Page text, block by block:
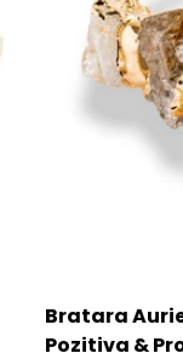
Bratara
Pozitiva &